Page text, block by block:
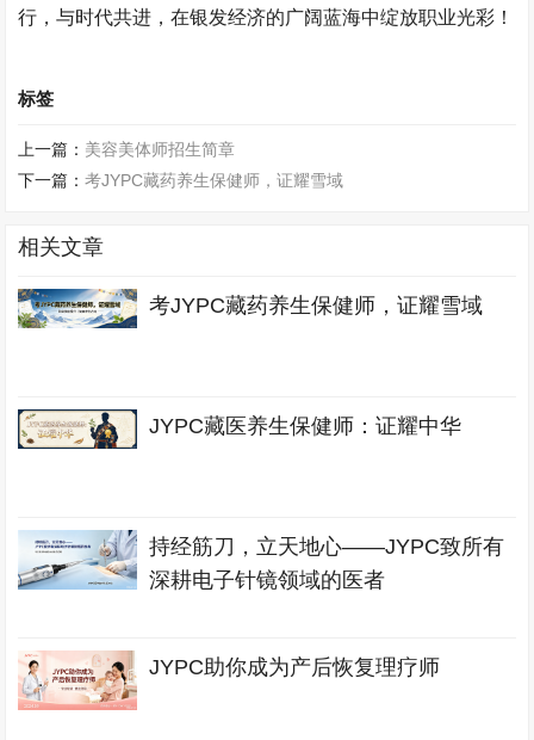
行，与时代共进，在银发经济的广阔蓝海中绽放职业光彩！​
标签
上一篇： 美容美体师招生简章
下一篇：考JYPC藏药养生保健师，证耀雪域
相关文章
考JYPC藏药养生保健师，证耀雪域
JYPC藏医养生保健师：证耀中华
持经筋刀，立天地心——JYPC致所有
深耕电子针镜领域的医者
JYPC助你成为产后恢复理疗师